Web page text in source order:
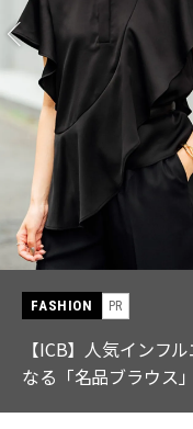
FASHION PR
【ICB】人気インフ
なる「名品ブラウス